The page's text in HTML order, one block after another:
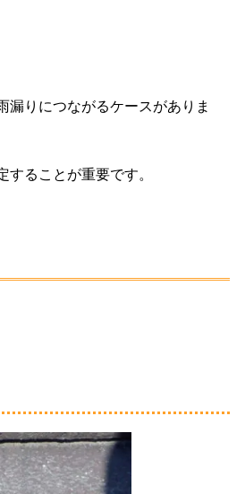
漏りにつながるケースがありま
ることが重要です。